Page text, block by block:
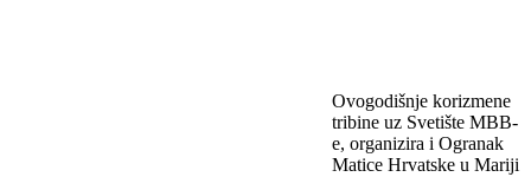
Ovogodišnje korizmene
tribine uz Svetište MBB-
e, organizira i Ogranak
Matice Hrvatske u Mariji